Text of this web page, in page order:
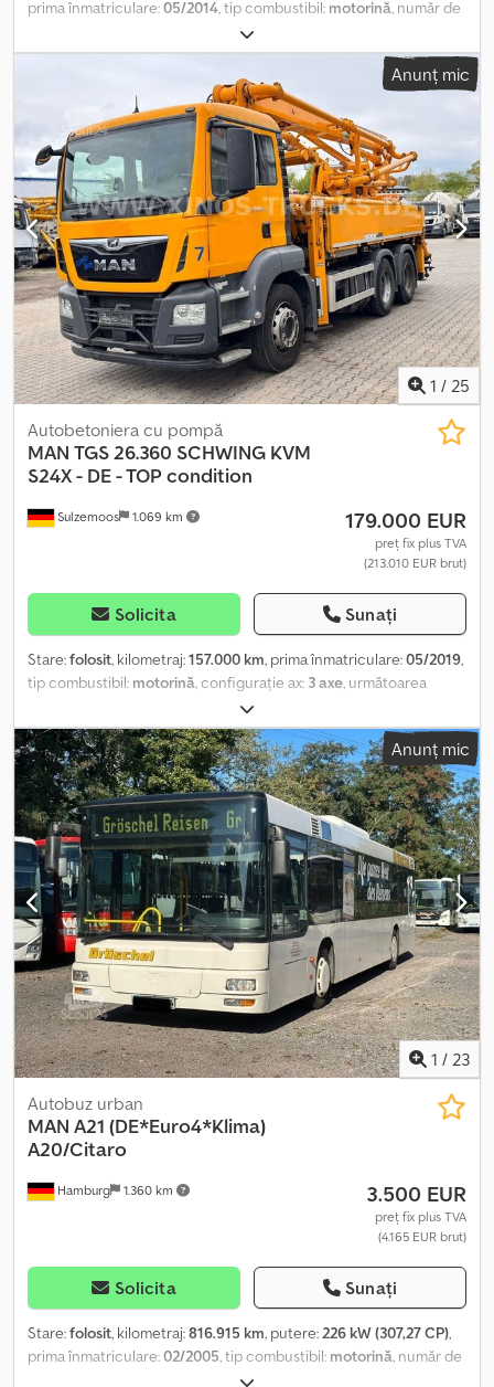
prima înmatriculare:05/2014, tip combustibil: motorină, număr de
automat
culoare:alb, frâne:retarder, An de fabricație:2014, Dotări:ABS,
aer condiționat, baie, program electronic de stabilitate (ESP),
sistem de navigație, încălzitor staționar, Autocar MAN R07 Lion's
Coach, de la primul proprietar, vehicul german. 51 de scaune
rabatabile, aer condiționat automat, Euro 6, dotare completă.
Chsdozqx Rmspfx Abgja Preț net: 87.000 de euro. Vă invităm să vă
convingeți singuri de starea optică și tehnică la fața locului. Vă
oferim asistență pentru export: confirmare originală a datelor
pentru omologarea în țară, declarație de la furnizor, întocmire
documente de export, plăcuțe de identificare vamală, dacă este
necesar. -O inspecție și un test de conducere sunt posibile în
orice moment, inclusiv în weekend, după o programare
telefonică! Acceptăm vehicule în schimb și oferim transportul
vehiculului la cerere. Vizitați pagina noastră de Facebook.
Anunț mic
1 / 25
Sulzemoos 1.069 km
Autobetoniera cu pompă
MAN TGS 26.360 SCHWING KVM
S24X - DE - TOP condition
179.000 EUR
preț fix plus TVA
(213.010 EUR brut)
Solicita Sunați
Stare:folosit, kilometraj:157.000 km, prima înmatriculare:05/2019,
tip combustibil: motorină , configurație ax: 3 axe , următoarea
, clasă de emisii:
2018, Dotări:ABS, aer condiționat, program electronic de
stabilitate (ESP), sistem de navigație, MAN TGS, pompă mobilă de
beton Schwing MAN TGS 26.360 6x4 aprox. 157.000 km
Documente de înmatriculare germane Vehicul în stare perfectă
SCHWING KVM S24X aprox. 1500 ore de funcționare gata de
utilizare imediată capac pentru buncăr Chsdszlzatepfx Abgsa
valvă de strângere aparat de curățare cu presiune înaltă
anvelope, uzură aprox. 70% Toate informațiile sunt oferite fără
garanție, nu se asumă responsabilitatea pentru eventualele erori.
Vânzarea este supusă disponibilității. Vânzare doar către clienți
comerciali. Fotografiile au fost editate doar în scopul protejării
clientului.
Anunț mic
1 / 23
Hamburg 1.360 km
Autobuz urban
MAN A21 (DE*Euro4*Klima)
A20/Citaro
3.500 EUR
preț fix plus TVA
(4.165 EUR brut)
Solicita Sunați
Stare:folosit, kilometraj:816.915 km, putere:226 kW (307,27 CP),
prima înmatriculare:02/2005, tip combustibil: motorină, număr de
automat